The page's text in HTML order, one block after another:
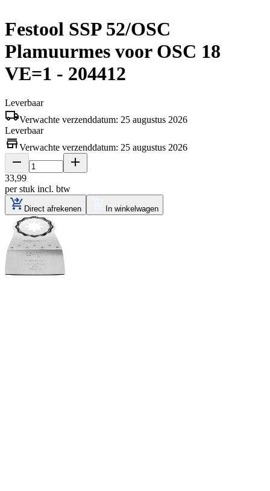
Festool SSP 52/OSC
Plamuurmes voor OSC 18
VE=1 - 204412
Leverbaar
Verwachte verzenddatum: 25 augustus 2026
Leverbaar
Verwachte verzenddatum: 25 augustus 2026
33,99
per stuk incl. btw
Direct afrekenen In winkelwagen